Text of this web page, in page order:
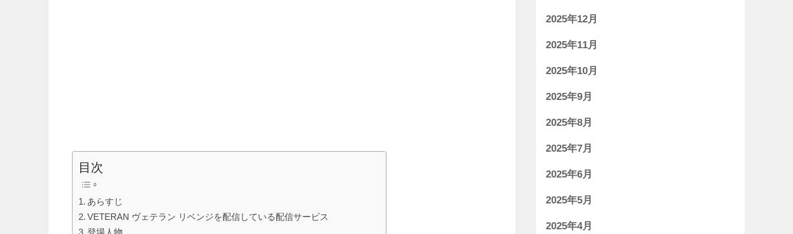
目次
あらすじ
VETERAN ヴェテラン リベンジを配信している配信サービス
2025年12月
2025年11月
2025年10月
2025年9月
2025年8月
2025年7月
2025年6月
2025年5月
2025年4月